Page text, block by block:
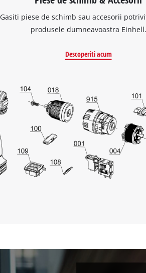
Gasiti piese de schimb sau accesorii
produsele dumneavoastra Einhell.
Descoperiti acum